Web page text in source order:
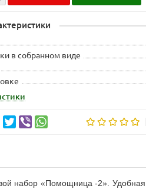
в собранном виде
набор «Помощница -2».